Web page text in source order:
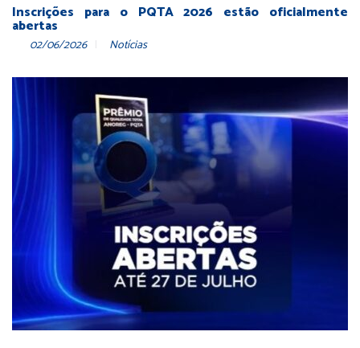
Inscrições para o PQTA 2026 estão oficialmente
abertas
02/06/2026 Notícias